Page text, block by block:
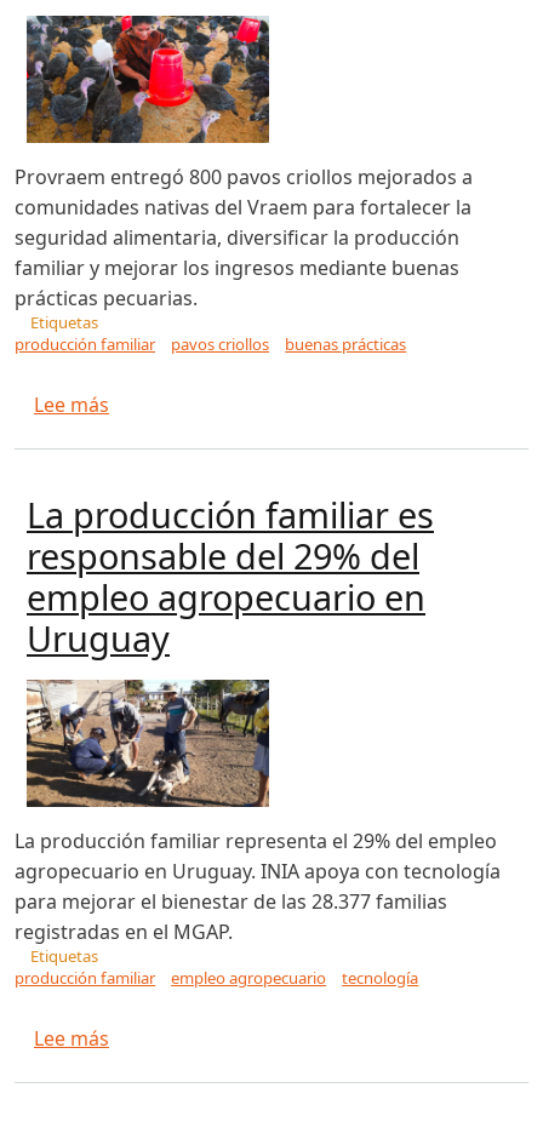
Provraem entregó 800 pavos criollos mejorados a
comunidades nativas del Vraem para fortalecer la
seguridad alimentaria, diversificar la producción
familiar y mejorar los ingresos mediante buenas
prácticas pecuarias.
Etiquetas
producción familiar
pavos criollos buenas prácticas
Lee más
La producción familiar es
responsable del 29% del
empleo agropecuario en
Uruguay
La producción familiar representa el 29% del empleo
agropecuario en Uruguay. INIA apoya con tecnología
para mejorar el bienestar de las 28.377 familias
registradas en el MGAP.
Etiquetas
producción familiar
empleo agropecuario tecnología
Lee más